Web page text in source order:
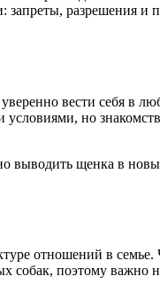
запреты, разрешения
уверенно вести себя
условиями, но
выводить щенка в
отношений в семье.
собак, поэтому важно